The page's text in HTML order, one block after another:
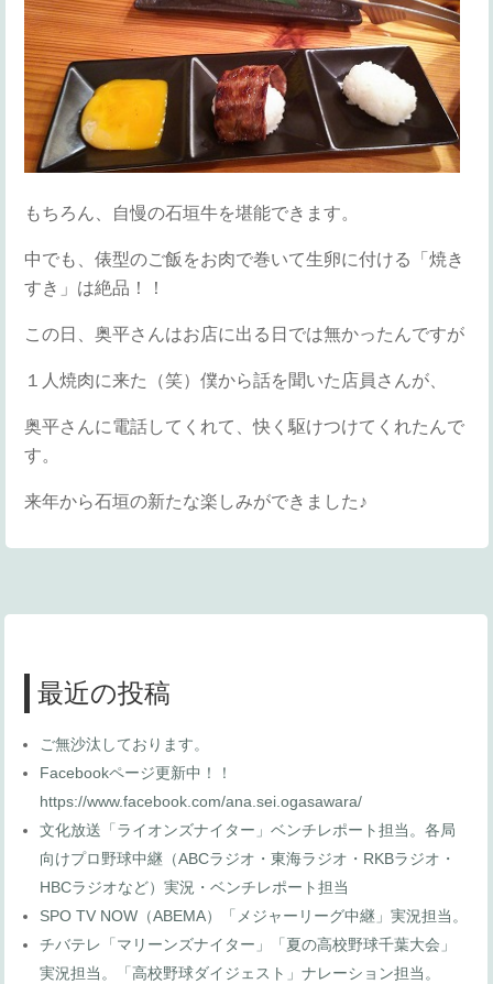
もちろん、自慢の石垣牛を堪能できます。
中でも、俵型のご飯をお肉で巻いて生卵に付ける「焼き
すき」は絶品！！
この日、奥平さんはお店に出る日では無かったんですが
１人焼肉に来た（笑）僕から話を聞いた店員さんが、
奥平さんに電話してくれて、快く駆けつけてくれたんで
す。
来年から石垣の新たな楽しみができました♪
最近の投稿
ご無沙汰しております。
Facebookページ更新中！！
https://www.facebook.com/ana.sei.ogasawara/
文化放送「ライオンズナイター」ベンチレポート担当。各局
向けプロ野球中継（ABCラジオ・東海ラジオ・RKBラジオ・
HBCラジオなど）実況・ベンチレポート担当
SPO TV NOW（ABEMA）「メジャーリーグ中継」実況担当。
チバテレ「マリーンズナイター」「夏の高校野球千葉大会」
実況担当。「高校野球ダイジェスト」ナレーション担当。